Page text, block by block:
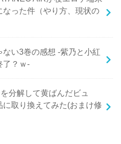
なった件（やり方、現状の
い3巻の感想 -紫乃と小紅
了？ｗ-
分解して黄ばんだビュ
取り換えてみた(おまけ修